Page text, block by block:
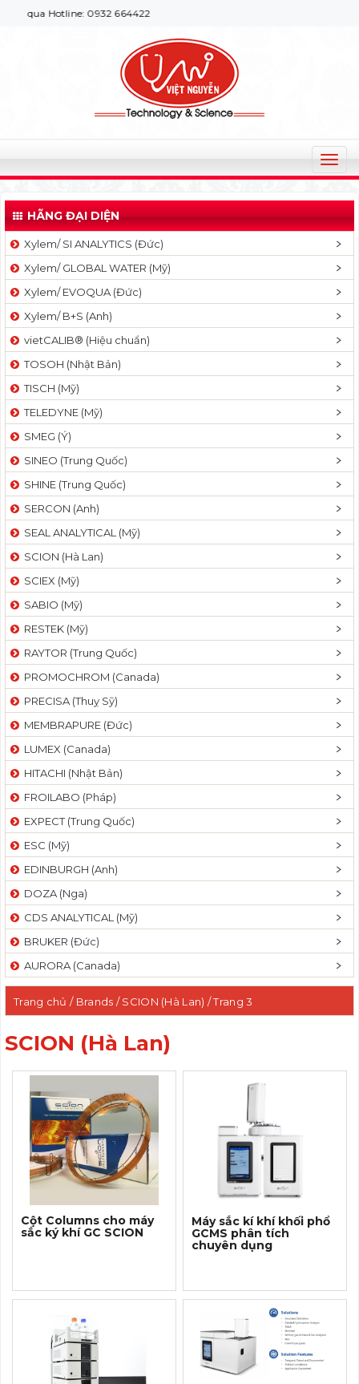
Hotline: 0932 664422
T
o
g
l
v
a
t
n
HÃNG ĐẠI DIỆN
Xylem/ SI ANALYTICS (Đức)
Xylem/ GLOBAL WATER (Mỹ)
Xylem/ EVOQUA (Đức)
Xylem/ B+S (Anh)
vietCALIB® (Hiệu chuẩn)
TOSOH (Nhật Bản)
TISCH (Mỹ)
TELEDYNE (Mỹ)
SMEG (Ý)
SINEO (Trung Quốc)
SHINE (Trung Quốc)
SERCON (Anh)
SEAL ANALYTICAL (Mỹ)
SCION (Hà Lan)
SCIEX (Mỹ)
SABIO (Mỹ)
RESTEK (Mỹ)
RAYTOR (Trung Quốc)
PROMOCHROM (Canada)
PRECISA (Thuỵ Sỹ)
MEMBRAPURE (Đức)
LUMEX (Canada)
HITACHI (Nhật Bản)
FROILABO (Pháp)
EXPECT (Trung Quốc)
ESC (Mỹ)
EDINBURGH (Anh)
DOZA (Nga)
CDS ANALYTICAL (Mỹ)
BRUKER (Đức)
AURORA (Canada)
Trang chủ / Brands /SCION (Hà Lan) / Trang 3
SCION (Hà Lan)
Cột Columns cho máy
sắc ký khí GC SCION
Máy sắc kí khí khối phổ
GCMS phân tích
chuyên dụng